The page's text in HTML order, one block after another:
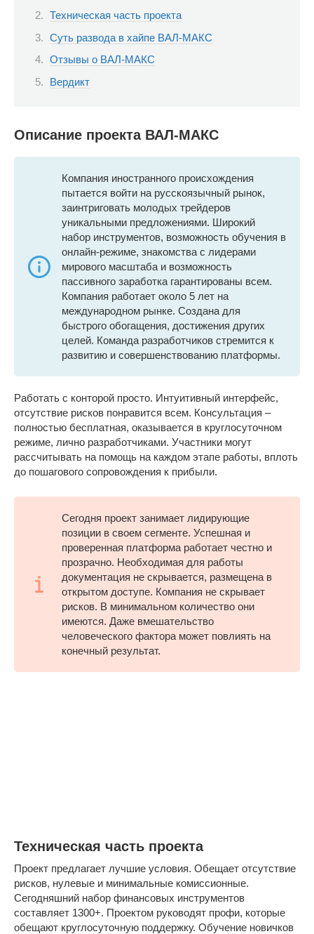
Техническая часть проекта
Суть развода в хайпе ВАЛ-МАКС
Отзывы о ВАЛ-МАКС
Вердикт
Описание проекта ВАЛ-МАКС
Компания иностранного происхождения
пытается войти на русскоязычный рынок,
заинтриговать молодых трейдеров
уникальными предложениями. Широкий
набор инструментов, возможность обучения в
онлайн-режиме, знакомства с лидерами
мирового масштаба и возможность
пассивного заработка гарантированы всем.
Компания работает около 5 лет на
международном рынке. Создана для
быстрого обогащения, достижения других
целей. Команда разработчиков стремится к
развитию и совершенствованию платформы.
Работать с конторой просто. Интуитивный интерфейс,
отсутствие рисков понравится всем. Консультация –
полностью бесплатная, оказывается в круглосуточном
режиме, лично разработчиками. Участники могут
рассчитывать на помощь на каждом этапе работы, вплоть
до пошагового сопровождения к прибыли.
Сегодня проект занимает лидирующие
позиции в своем сегменте. Успешная и
проверенная платформа работает честно и
прозрачно. Необходимая для работы
документация не скрывается, размещена в
открытом доступе. Компания не скрывает
рисков. В минимальном количество они
имеются. Даже вмешательство
человеческого фактора может повлиять на
конечный результат.
Техническая часть проекта
Проект предлагает лучшие условия. Обещает отсутствие
рисков, нулевые и минимальные комиссионные.
Сегодняшний набор финансовых инструментов
составляет 1300+. Проектом руководят профи, которые
обещают круглосуточную поддержку. Обучение новичков